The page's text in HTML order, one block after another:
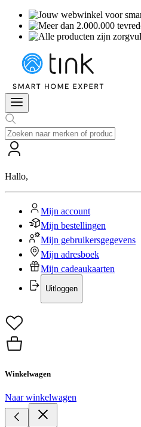
Hallo,
Mijn account
Mijn bestellingen
Mijn gebruikersgegevens
Mijn adresboek
Mijn cadeaukaarten
Uitloggen
Winkelwagen
Naar winkelwagen